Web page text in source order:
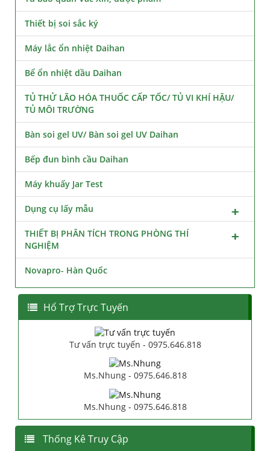
Thiết bị soi sắc ký
Máy lắc ổn nhiệt Daihan
Bể ổn nhiệt dầu Daihan
TỦ THỬ LÃO HÓA THUỐC CẤP TỐC/ TỦ VI KHÍ HẬU/
TỦ MÔI TRƯỜNG
Bàn soi gel UV/ Bàn soi gel UV Daihan
Bếp đun bình cầu Daihan
Máy khuấy Jar Test
Dụng cụ lấy mẫu
THIẾT BỊ PHÂN TÍCH TRONG PHÒNG THÍ
NGHIỆM
Novapro- Hàn Quốc
Hổ Trợ Trực Tuyến
Tư vấn trực tuyến - 0975.646.818
Ms.Nhung - 0975.646.818
Ms.Nhung - 0975.646.818
Thống Kê Truy Cập